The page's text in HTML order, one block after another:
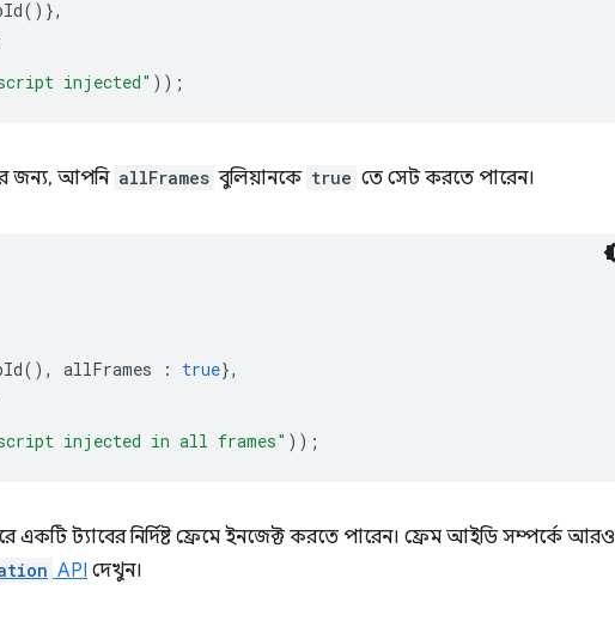
()},
injected" ));
জন্য, আপনি allFrames বুলিয়ানকে true তে সেট করতে পারেন।
(), allFrames : true},
injected in all frames" ));
একটি ট্যাবের নির্দিষ্ট ফ্রেমে ইনজেক্ট করতে পারেন। ফ্রেম আইডি সম্পর্কে আরও
API দেখুন।